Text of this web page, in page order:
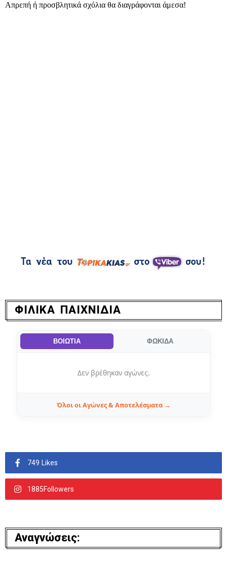
Απρεπή ή προσβλητικά σχόλια θα διαγράφονται άμεσα!
ΦΙΛΙΚΑ ΠΑΙΧΝΙΔΙΑ
ΒΟΙΩΤΙΑ ΦΩΚΙΔΑ
Δεν βρέθηκαν αγώνες.
Όλοι οι Αγώνες & Αποτελέσματα →
749 Likes
1885Followers
Αναγνώσεις: